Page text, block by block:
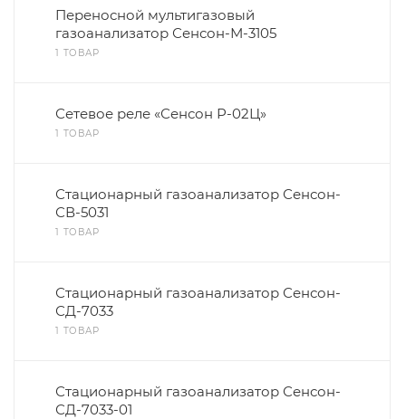
Переносной мультигазовый
газоанализатор Сенсон-М-3105
1 ТОВАР
Сетевое реле «Сенсон Р-02Ц»
1 ТОВАР
Стационарный газоанализатор Сенсон-
СВ-5031
1 ТОВАР
Стационарный газоанализатор Сенсон-
СД-7033
1 ТОВАР
Стационарный газоанализатор Сенсон-
СД-7033-01